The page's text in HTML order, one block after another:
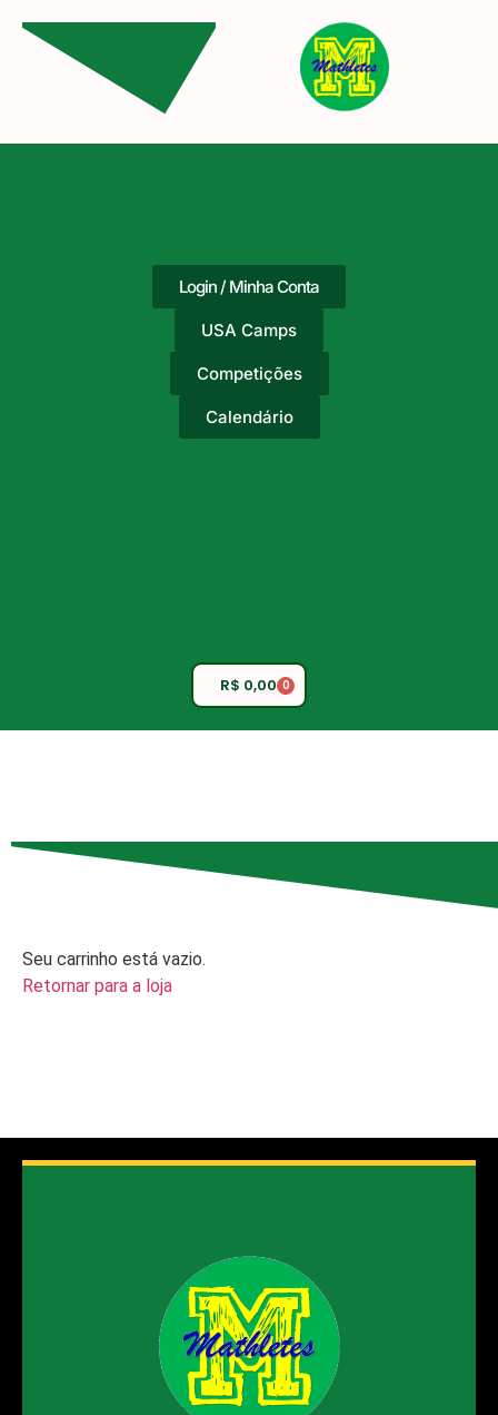
Login / Minha Conta
USA Camps
Competições
Calendário
Adicione o texto do seu
R$ 0,00 0
Seu carrinho está vazio.
Retornar para a loja